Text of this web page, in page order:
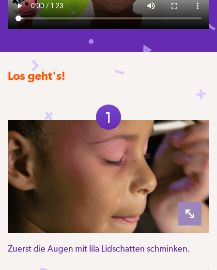
Los geht's!
1
Zuerst die Augen mit lila Lidschatten schminken.